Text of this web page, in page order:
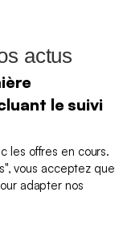
actus
le suivi
les offres en cours.
vous acceptez que
adapter nos